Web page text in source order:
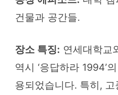
건물과 공간들.
장소 특징: 연세대학교
역시 ‘응답하라 1994’
용되었습니다. 특히,